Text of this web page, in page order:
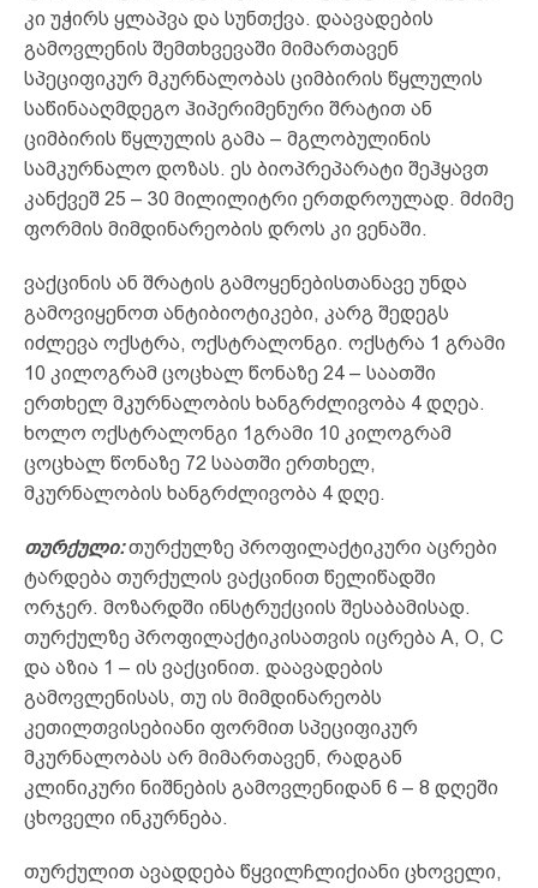
კი უჭირს ყლაპვა და სუნთქვა. დაავადების
გამოვლენის შემთხვევაში მიმართავენ
სპეციფიკურ მკურნალობას ციმბირის წყლულის
საწინააღმდეგო ჰიპერიმენური შრატით ან
ციმბირის წყლულის გამა – მგლობულინის
სამკურნალო დოზას. ეს ბიოპრეპარატი შეჰყავთ
კანქვეშ 25 – 30 მილილიტრი ერთდროულად. მძიმე
ფორმის მიმდინარეობის დროს კი ვენაში.
ვაქცინის ან შრატის გამოყენებისთანავე უნდა
გამოვიყენოთ ანტიბიოტიკები, კარგ შედეგს
იძლევა ოქსტრა, ოქსტრალონგი. ოქსტრა 1 გრამი
10 კილოგრამ ცოცხალ წონაზე 24 – საათში
ერთხელ მკურნალობის ხანგრძლივობა 4 დღეა.
ხოლო ოქსტრალონგი 1გრამი 10 კილოგრამ
ცოცხალ წონაზე 72 საათში ერთხელ,
მკურნალობის ხანგრძლივობა 4 დღე.
თურქული:თურქულზე პროფილაქტიკური აცრები
ტარდება თურქულის ვაქცინით წელიწადში
ორჯერ. მოზარდში ინსტრუქციის შესაბამისად.
თურქულზე პროფილაქტიკისათვის იცრება A, O, C
და აზია 1 – ის ვაქცინით. დაავადების
გამოვლენისას, თუ ის მიმდინარეობს
კეთილთვისებიანი ფორმით სპეციფიკურ
მკურნალობას არ მიმართავენ, რადგან
კლინიკური ნიშნების გამოვლენიდან 6 – 8 დღეში
ცხოველი ინკურნება.
თურქულით ავადდება წყვილჩლიქიანი ცხოველი,